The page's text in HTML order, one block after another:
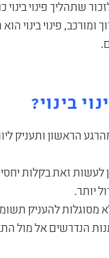
שתהליך פינוי בינוי
פינוי בינוי הוא
בינוי?
הראשון ותעניק
לעשות זאת בקלות
יותר.
מסוגלות להעניק
הנדרשים אל מול